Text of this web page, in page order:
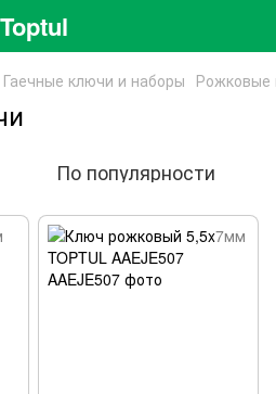
Toptul
Гаечные ключи и наборы Рожковые
По популярности